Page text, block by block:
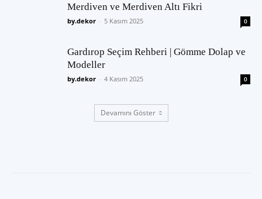
Merdiven ve Merdiven Altı Fikri
by.dekor - 5 Kasım 2025 0
Gardırop Seçim Rehberi | Gömme Dolap ve
Modeller
by.dekor - 4 Kasım 2025 0
Devamını Göster